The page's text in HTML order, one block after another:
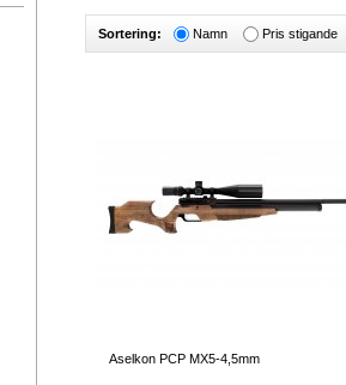
Sortering: Namn Pris stigande
Aselkon PCP MX5-4,5mm